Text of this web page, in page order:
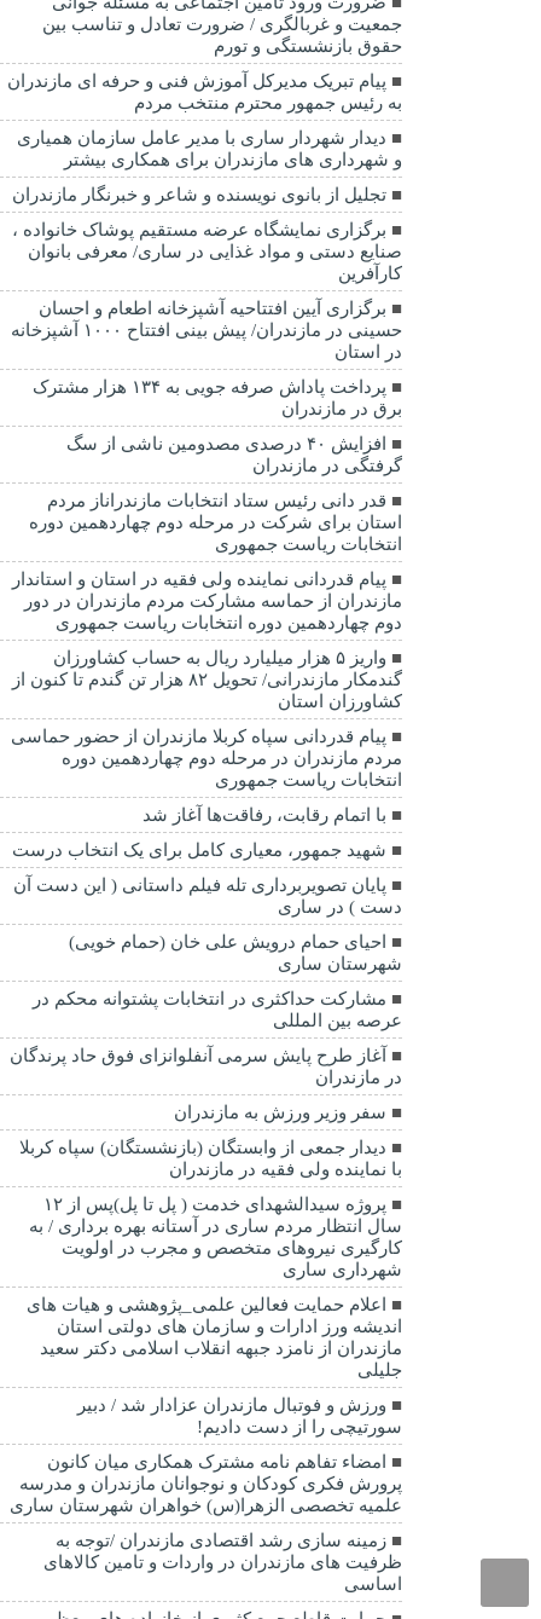
جمعیت و غربالگری / ضرورت تعادل و تناسب بین
حقوق بازنشستگی و تورم
پیام تبریک مدیرکل آموزش فنی و حرفه ای مازندران
به رئیس جمهور محترم منتخب مردم
دیدار شهردار ساری با مدیر عامل سازمان همیاری
و شهرداری های مازندران برای همکاری بیشتر
تجلیل از بانوی نویسنده و شاعر و خبرنگار مازندران
برگزاری نمایشگاه عرضه مستقیم پوشاک خانواده ،
صنایع دستی و مواد غذایی در ساری/ معرفی بانوان
کارآفرین
برگزاری آیین افتتاحیه آشپزخانه اطعام و احسان
حسینی در مازندران/ پیش بینی افتتاح ۱۰۰۰ آشپزخانه
در استان
پرداخت پاداش صرفه جویی به ۱۳۴ هزار مشترک
برق در مازندران
افزایش ۴۰ درصدی مصدومین ناشی از سگ
گرفتگی در مازندران
قدر دانی رئیس ستاد انتخابات مازندراناز مردم
استان برای شرکت در مرحله دوم چهاردهمین دوره
انتخابات ریاست جمهوری
پیام قدردانی نماینده ولی فقیه در استان و استاندار
مازندران از حماسه مشارکت مردم مازندران در دور
دوم چهاردهمین دوره انتخابات ریاست جمهوری
واریز ۵ هزار میلیارد ریال به حساب کشاورزان
گندمکار مازندرانی/ تحویل ۸۲ هزار تن گندم تا کنون از
کشاورزان استان
پیام قدردانی سپاه کربلا مازندران از حضور حماسی
مردم مازندران در مرحله دوم چهاردهمین دوره
انتخابات ریاست جمهوری
با اتمام رقابت، رفاقت‌ها آغاز شد
شهید جمهور، معیاری کامل برای یک انتخاب درست
پایان تصویربرداری تله فیلم داستانی ( این دست آن
دست ) در ساری
احیای حمام درویش علی خان (حمام خویی)
شهرستان ساری
مشارکت حداکثری در انتخابات پشتوانه محکم در
عرصه بین المللی
آغاز طرح پایش سرمی آنفلوانزای فوق حاد پرندگان
در مازندران
سفر وزیر ورزش به مازندران
دیدار جمعی از وابستگان (بازنشستگان) سپاه کربلا
با نماینده ولی فقیه در مازندران
پروژه سیدالشهدای خدمت ( پل تا پل)پس از ۱۲
سال انتظار مردم ساری در آستانه بهره برداری / به
کارگیری نیروهای متخصص و مجرب در اولویت
شهرداری ساری
اعلام حمایت فعالین علمی_پژوهشی و هیات های
اندیشه ورز ادارات و سازمان های دولتی استان
مازندران از نامزد جبهه انقلاب اسلامی دکتر سعید
جلیلی
ورزش و فوتبال مازندران عزادار شد / دبیر
سورتیچی را از دست دادیم!
امضاء تفاهم نامه مشترک همکاری میان کانون
پرورش فکری کودکان و نوجوانان مازندران و مدرسه
علمیه تخصصی الزهرا(س) خواهران شهرستان ساری
زمینه سازی رشد اقتصادی مازندران /توجه به
ظرفیت های مازندران در واردات و تامین کالاهای
اساسی